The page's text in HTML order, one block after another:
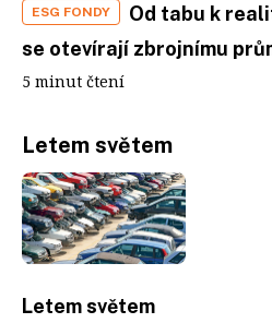
ESG FONDY
Od tabu k
se otevírají zbrojnímu
5 minut čtení
Letem světem
Letem světem